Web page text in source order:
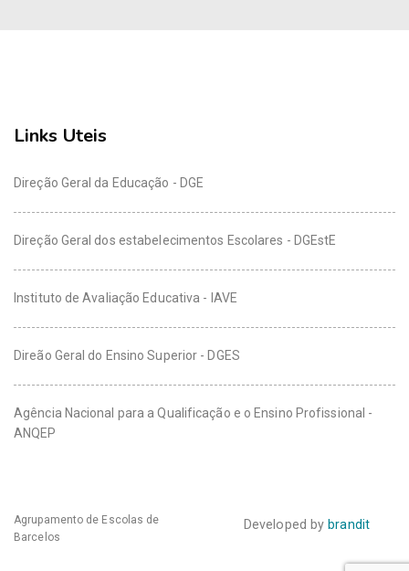
Links Uteis
Direção Geral da Educação - DGE
Direção Geral dos estabelecimentos Escolares - DGEstE
Instituto de Avaliação Educativa - IAVE
Direão Geral do Ensino Superior - DGES
Agência Nacional para a Qualificação e o Ensino Profissional -
ANQEP
Agrupamento de Escolas de
Barcelos
Developed by brandit